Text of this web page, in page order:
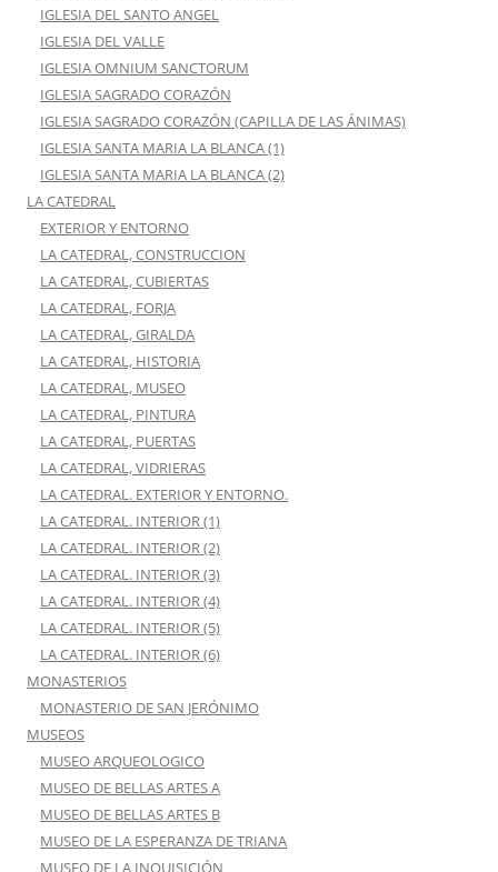
IGLESIA DEL SANTO ANGEL
IGLESIA DEL VALLE
IGLESIA OMNIUM SANCTORUM
IGLESIA SAGRADO CORAZÓN
IGLESIA SAGRADO CORAZÓN (CAPILLA DE LAS ÁNIMAS)
IGLESIA SANTA MARIA LA BLANCA (1)
IGLESIA SANTA MARIA LA BLANCA (2)
LA CATEDRAL
EXTERIOR Y ENTORNO
LA CATEDRAL, CONSTRUCCION
LA CATEDRAL, CUBIERTAS
LA CATEDRAL, FORJA
LA CATEDRAL, GIRALDA
LA CATEDRAL, HISTORIA
LA CATEDRAL, MUSEO
LA CATEDRAL, PINTURA
LA CATEDRAL, PUERTAS
LA CATEDRAL, VIDRIERAS
LA CATEDRAL. EXTERIOR Y ENTORNO.
LA CATEDRAL. INTERIOR (1)
LA CATEDRAL. INTERIOR (2)
LA CATEDRAL. INTERIOR (3)
LA CATEDRAL. INTERIOR (4)
LA CATEDRAL. INTERIOR (5)
LA CATEDRAL. INTERIOR (6)
MONASTERIOS
MONASTERIO DE SAN JERÓNIMO
MUSEOS
MUSEO ARQUEOLOGICO
MUSEO DE BELLAS ARTES A
MUSEO DE BELLAS ARTES B
MUSEO DE LA ESPERANZA DE TRIANA
MUSEO DE LA INQUISICIÓN